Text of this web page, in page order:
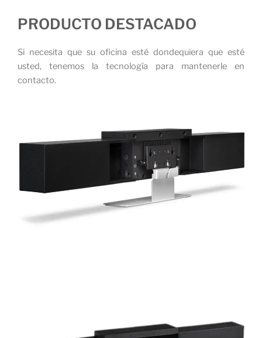
PRODUCTO DESTACADO
Si necesita que su oficina esté dondequiera que esté
usted, tenemos la tecnología para mantenerle en
contacto.